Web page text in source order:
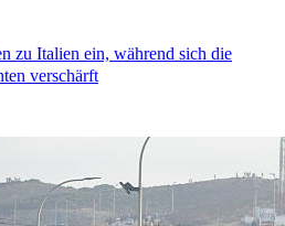
zu Italien ein, während sich die
verschärft